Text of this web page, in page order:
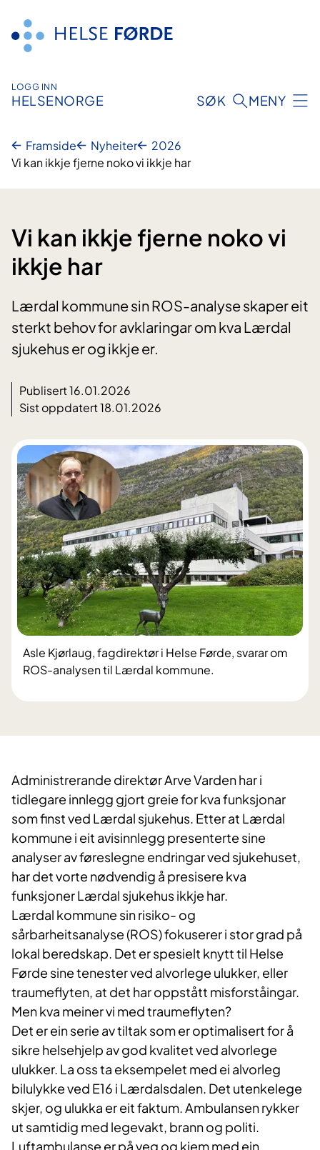
innhald
LOGG INN
HELSENORGE SØK MENY
Framside Nyheiter
2026
Vi kan ikkje fjerne noko vi ikkje har
Vi kan ikkje fjerne noko vi
ikkje har
Lærdal kommune sin ROS-analyse skaper eit
sterkt behov for avklaringar om kva Lærdal
sjukehus er og ikkje er.
Publisert 16.01.2026
Sist oppdatert 18.01.2026
Asle Kjørlaug, fagdirektør i Helse Førde, svarar om
ROS-analysen til Lærdal kommune.
Administrerande direktør Arve Varden har i
tidlegare innlegg gjort greie for kva funksjonar
som finst ved Lærdal sjukehus. Etter at Lærdal
kommune i eit avisinnlegg presenterte sine
analyser av føreslegne endringar ved sjukehuset,
har det vorte nødvendig å presisere kva
funksjoner Lærdal sjukehus ikkje har.
Lærdal kommune sin risiko- og
sårbarheitsanalyse (ROS) fokuserer i stor grad på
lokal beredskap. Det er spesielt knytt til Helse
Førde sine tenester ved alvorlege ulukker, eller
traumeflyten, at det har oppstått misforståingar.
Men kva meiner vi med traumeflyten?
Det er ein serie av tiltak som er optimalisert for å
sikre helsehjelp av god kvalitet ved alvorlege
ulukker. La oss ta eksempelet med ei alvorleg
bilulykke ved E16 i Lærdalsdalen. Det utenkelege
skjer, og ulukka er eit faktum. Ambulansen rykker
ut samtidig med legevakt, brann og politi.
Luftambulanse er på veg og kjem med ein